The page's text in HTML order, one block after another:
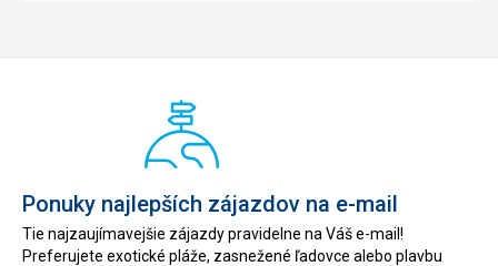
Ponuky najlepších zájazdov na e-mail
Tie najzaujímavejšie zájazdy pravidelne na Váš e-mail!
Preferujete exotické pláže, zasnežené ľadovce alebo plavbu